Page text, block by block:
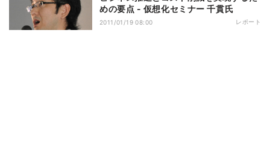
めの要点 - 仮想化セミナー 千貫氏
2011/01/19 08:00 レポート